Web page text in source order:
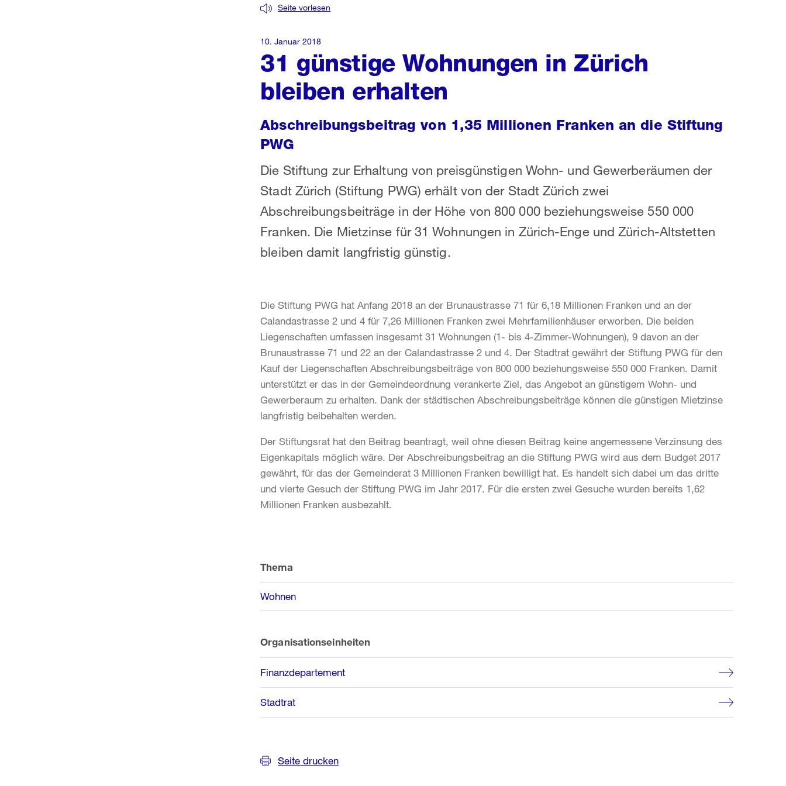
31 günstige Wohnungen in Zürich
bleiben erhalten
Seite vorlesen
Abschreibungsbeitrag von 1,35 Millionen Franken an die Stiftung
PWG
Die Stiftung zur Erhaltung von preisgünstigen Wohn- und Gewerberäumen der
Stadt Zürich (Stiftung PWG) erhält von der Stadt Zürich zwei
Abschreibungsbeiträge in der Höhe von 800 000 beziehungsweise 550 000
Franken. Die Mietzinse für 31 Wohnungen in Zürich-Enge und Zürich-Altstetten
bleiben damit langfristig günstig.
10. Januar 2018
Die Stiftung PWG hat Anfang 2018 an der Brunaustrasse 71 für 6,18 Millionen Franken und an der
Calandastrasse 2 und 4 für 7,26 Millionen Franken zwei Mehrfamilienhäuser erworben. Die beiden
Liegenschaften umfassen insgesamt 31 Wohnungen (1- bis 4-Zimmer-Wohnungen), 9 davon an der
Brunaustrasse 71 und 22 an der Calandastrasse 2 und 4. Der Stadtrat gewährt der Stiftung PWG für den
Kauf der Liegenschaften Abschreibungsbeiträge von 800 000 beziehungsweise 550 000 Franken. Damit
unterstützt er das in der Gemeindeordnung verankerte Ziel, das Angebot an günstigem Wohn- und
Gewerberaum zu erhalten. Dank der städtischen Abschreibungsbeiträge können die günstigen Mietzinse
langfristig beibehalten werden.
Der Stiftungsrat hat den Beitrag beantragt, weil ohne diesen Beitrag keine angemessene Verzinsung des
Eigenkapitals möglich wäre. Der Abschreibungsbeitrag an die Stiftung PWG wird aus dem Budget 2017
gewährt, für das der Gemeinderat 3 Millionen Franken bewilligt hat. Es handelt sich dabei um das dritte
und vierte Gesuch der Stiftung PWG im Jahr 2017. Für die ersten zwei Gesuche wurden bereits 1,62
Millionen Franken ausbezahlt.
Informationen
Thema
Wohnen
Organisationseinheiten
Finanzdepartement
Stadtrat
Seite drucken